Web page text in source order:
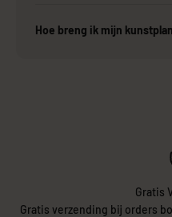
Hoe breng ik mijn
Gratis
Gratis verzending bij orders